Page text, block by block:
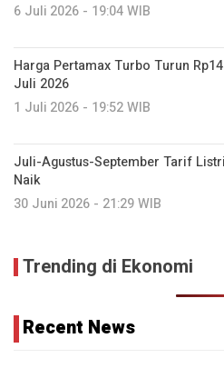
6 Juli 2026 - 19:04 WIB
Harga Pertamax Turbo Turun
Juli 2026
1 Juli 2026 - 19:52 WIB
Juli-Agustus-September Tarif
Naik
30 Juni 2026 - 21:29 WIB
Trending di Ekonomi
Recent News